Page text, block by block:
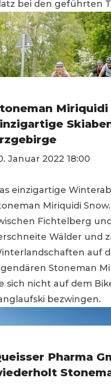
bei den geführten
Miriquidi
Januar 2022 18:00
einzigartige
Miriquidi
Fichtelberg
Wälder und
auf
Stoneman
sich nicht auf dem
bezwingen.
Pharma